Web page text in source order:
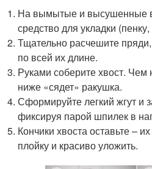
На вымытые и высушенные
средство для укладки
Тщательно расчешите
по всей их длине.
Руками соберите хвост.
ниже «сядет» ракушка.
Сформируйте легкий жгут и
фиксируя парой шпилек в
Кончики хвоста оставьте –
плойку и красиво уложить.